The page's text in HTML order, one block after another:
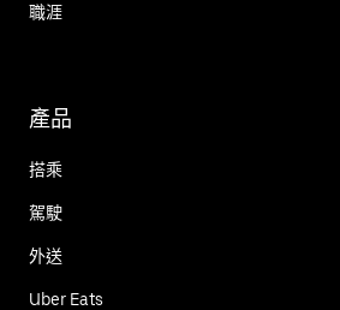
職涯
產品
搭乘
駕駛
外送
Uber Eats